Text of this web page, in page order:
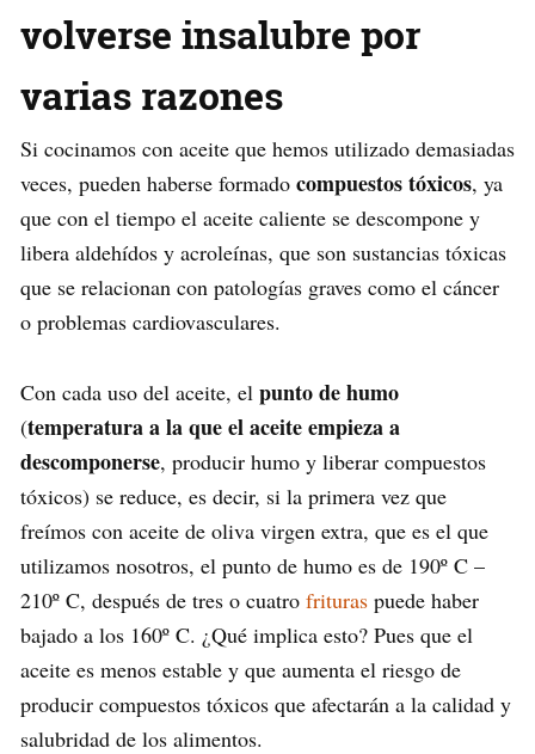
volverse insalubre por
varias razones
Si cocinamos con aceite que hemos utilizado demasiadas
veces, pueden haberse formado compuestos tóxicos, ya
que con el tiempo el aceite caliente se descompone y
libera aldehídos y acroleínas, que son sustancias tóxicas
que se relacionan con patologías graves como el cáncer
o problemas cardiovasculares.
Con cada uso del aceite, el punto de humo
(temperatura a la que el aceite empieza a
descomponerse, producir humo y liberar compuestos
tóxicos) se reduce, es decir, si la primera vez que
freímos con aceite de oliva virgen extra, que es el que
utilizamos nosotros, el punto de humo es de 190º C –
210º C, después de tres o cuatro frituras puede haber
bajado a los 160º C. ¿Qué implica esto? Pues que el
aceite es menos estable y que aumenta el riesgo de
producir compuestos tóxicos que afectarán a la calidad y
salubridad de los alimentos.